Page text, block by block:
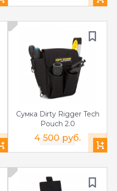
Сумка Dirty Rigger Tech
Pouch 2.0
4 500 руб.